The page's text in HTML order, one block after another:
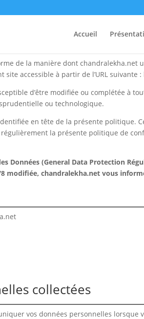
Accueil
de la manière dont chandralekha.net
accessible à partir de l’URL suivante
d’être modifiée ou complétée à
ou technologique.
en tête de la présente politique.
la présente politique de
Données (General Data Protection
modifiée,chandralekha.net vous
collectées
vos données personnelles